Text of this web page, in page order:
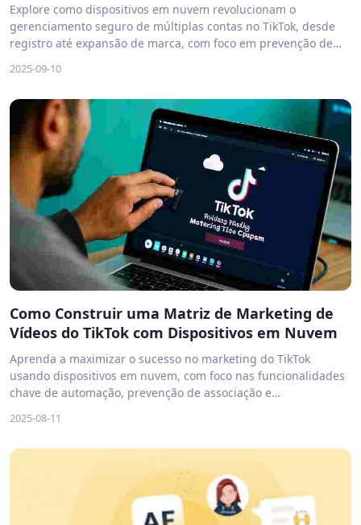
Explore como dispositivos em nuvem revolucionam o
gerenciamento seguro de múltiplas contas no TikTok, desde
registro até expansão de marca, com foco em prevenção de
e perguntas frequentes incluídas.
2025-09-10
Como Construir uma Matriz de Marketing de
Vídeos do TikTok com Dispositivos em Nuvem
Aprenda a maximizar o sucesso no marketing do TikTok
usando dispositivos em nuvem, com foco nas funcionalidades
chave de automação, prevenção de associação e
Cloud pode transformar sua estratégia de marketing social.
2025-08-11